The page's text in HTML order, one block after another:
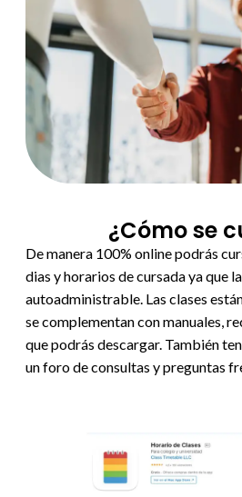
¿Cómo se
De manera 100% online podrás
dias y horarios de cursada ya que
autoadministrable. Las clases
se complementan con manuales,
que podrás descargar. También
un foro de consultas y preguntas